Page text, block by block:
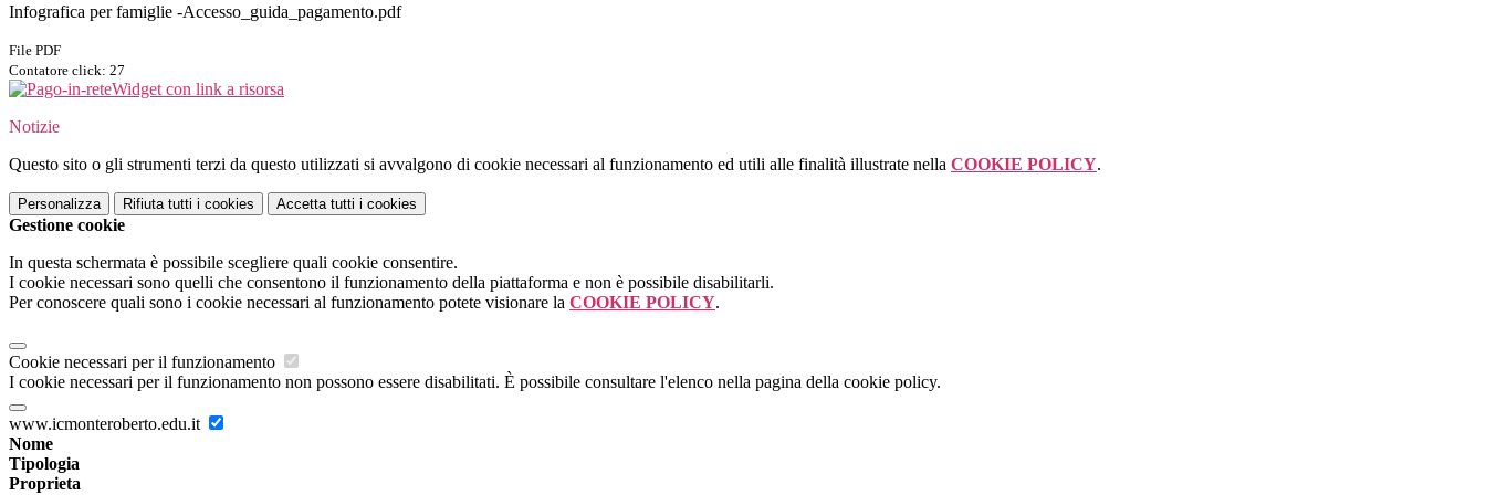
Infografica per famiglie -Accesso_guida_pagamento.pdf
File PDF
Contatore click: 27
Widget con link a risorsa
Notizie
Questo sito o gli strumenti terzi da questo utilizzati si avvalgono di cookie necessari al funzionamento ed utili alle finalità illustrate nella COOKIE POLICY.
Personalizza Rifiuta tutti i cookies Accetta tutti i cookies
Gestione cookie
In questa schermata è possibile scegliere quali cookie consentire.
I cookie necessari sono quelli che consentono il funzionamento della piattaforma e non è possibile disabilitarli.
Per conoscere quali sono i cookie necessari al funzionamento potete visionare la COOKIE POLICY.
Cookie necessari per il funzionamento
I cookie necessari per il funzionamento non possono essere disabilitati. È possibile consultare l'elenco nella pagina della cookie policy.
www.icmonteroberto.edu.it
Nome
Tipologia
Proprieta